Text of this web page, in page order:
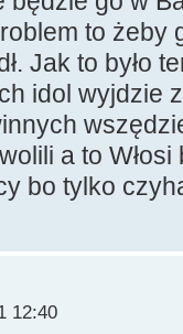
to żeby
Jak to było
idol wyjdzie
a to
bo tylko
12:40